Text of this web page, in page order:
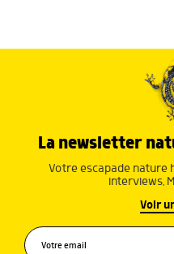
La newsletter
Votre escapade nature
interviews,
Voir